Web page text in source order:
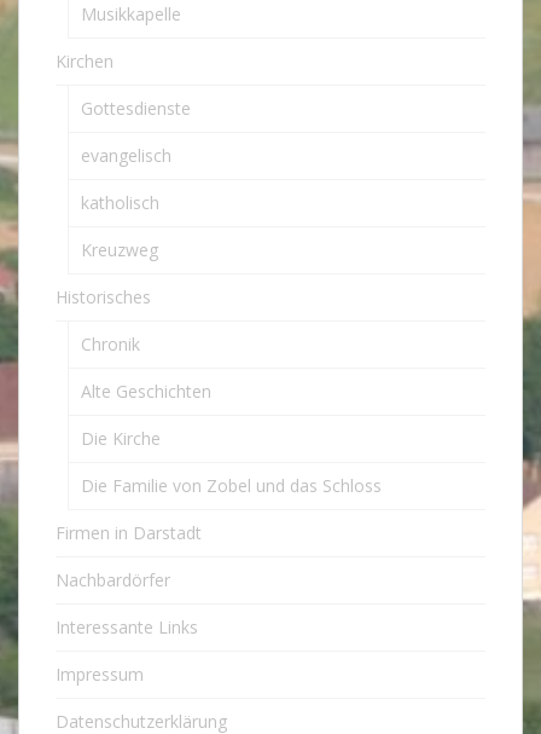
Musikkapelle
Kirchen
Gottesdienste
evangelisch
katholisch
Kreuzweg
Historisches
Chronik
Alte Geschichten
Die Kirche
Die Familie von Zobel und das Schloss
Firmen in Darstadt
Nachbardörfer
Interessante Links
Impressum
Datenschutzerklärung